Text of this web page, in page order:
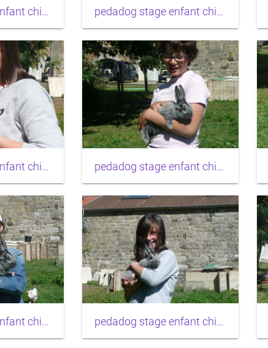
pedadog stage enfant chien 20150710104603 pedadog stage enfant chien 20150710104412
pedadog stage enfant chien 20150710104306 pedadog stage enfant chien 20150710104150
pedadog stage enfant chien 20150710104101 pedadog stage enfant chien 20150710103927